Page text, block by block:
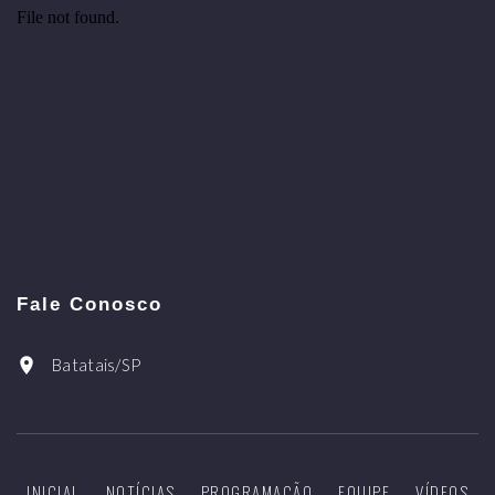
Fale Conosco
Batatais/SP